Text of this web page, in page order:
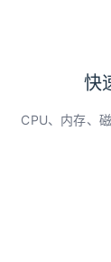
快
CPU、内存、